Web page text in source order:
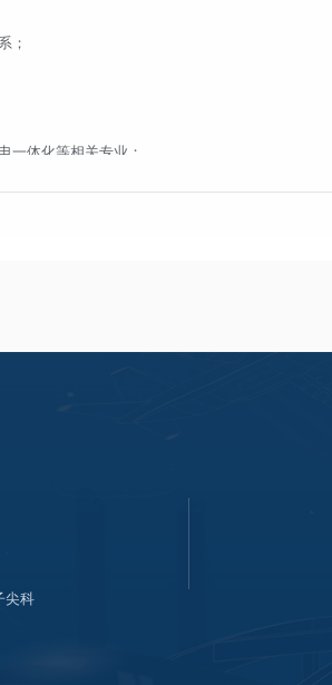
；
一体化等相关专业；
尖科